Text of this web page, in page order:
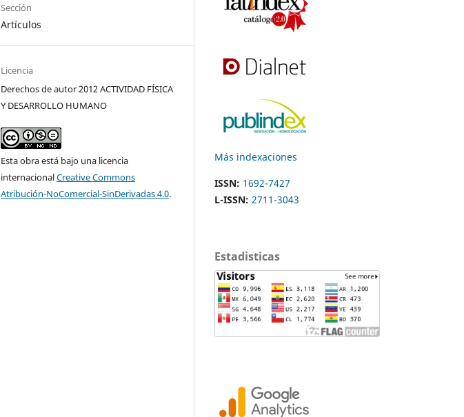
Sección
Artículos
Licencia
Derechos de autor 2012 ACTIVIDAD FÍSICA
Y DESARROLLO HUMANO
Esta obra está bajo una licencia
internacionalCreative Commons
Atribución-NoComercial-SinDerivadas 4.0.
Más indexaciones
ISSN: 1692-7427
L-ISSN: 2711-3043
Estadisticas